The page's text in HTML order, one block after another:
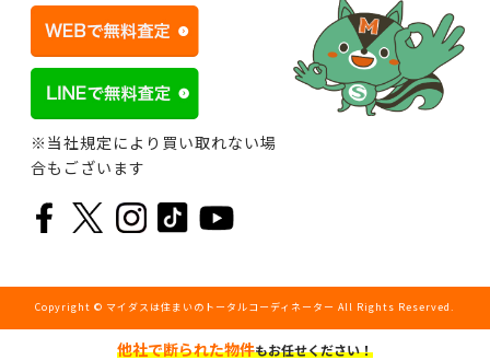
他社で断られた物件もお任せください！
※当社規定により買い取れない場
合もございます
Copyright © マイダスは住まいのトータルコーディネーター All Rights Reserved.